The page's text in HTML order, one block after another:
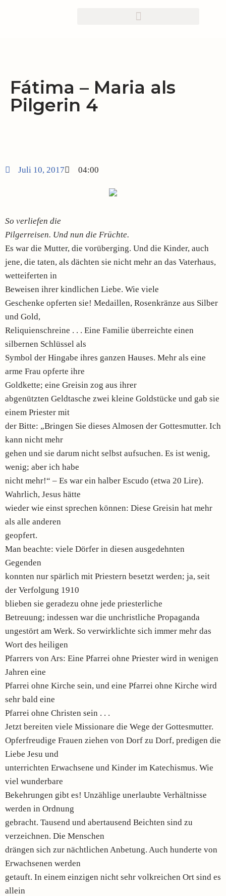
Fátima – Maria als
Pilgerin 4
Juli 10, 2017 04:00
So verliefen die
Pilgerreisen. Und nun die Früchte.
Es war die Mutter, die vorüberging. Und die Kinder, auch
jene, die taten, als dächten sie nicht mehr an das Vaterhaus,
wetteiferten in
Beweisen ihrer kindlichen Liebe. Wie viele
Geschenke opferten sie! Medaillen, Rosenkränze aus Silber
und Gold,
Reliquienschreine . . . Eine Familie überreichte einen
silbernen Schlüssel als
Symbol der Hingabe ihres ganzen Hauses. Mehr als eine
arme Frau opferte ihre
Goldkette; eine Greisin zog aus ihrer
abgenützten Geldtasche zwei kleine Goldstücke und gab sie
einem Priester mit
der Bitte: „Bringen Sie dieses Almosen der Gottesmutter. Ich
kann nicht mehr
gehen und sie darum nicht selbst aufsuchen. Es ist wenig,
wenig; aber ich habe
nicht mehr!“ – Es war ein halber Escudo (etwa 20 Lire).
Wahrlich, Jesus hätte
wieder wie einst sprechen können: Diese Greisin hat mehr
als alle anderen
geopfert.
Man beachte: viele Dörfer in diesen ausgedehnten
Gegenden
konnten nur spärlich mit Priestern besetzt werden; ja, seit
der Verfolgung 1910
blieben sie geradezu ohne jede priesterliche
Betreuung; indessen war die unchristliche Propaganda
ungestört am Werk. So verwirklichte sich immer mehr das
Wort des heiligen
Pfarrers von Ars: Eine Pfarrei ohne Priester wird in wenigen
Jahren eine
Pfarrei ohne Kirche sein, und eine Pfarrei ohne Kirche wird
sehr bald eine
Pfarrei ohne Christen sein . . .
Jetzt bereiten viele Missionare die Wege der Gottesmutter.
Opferfreudige Frauen ziehen von Dorf zu Dorf, predigen die
Liebe Jesu und
unterrichten Erwachsene und Kinder im Katechismus. Wie
viel wunderbare
Bekehrungen gibt es! Unzählige unerlaubte Verhältnisse
werden in Ordnung
gebracht. Tausend und abertausend Beichten sind zu
verzeichnen. Die Menschen
drängen sich zur nächtlichen Anbetung. Auch hunderte von
Erwachsenen werden
getauft. In einem einzigen nicht sehr volkreichen Ort sind es
allein